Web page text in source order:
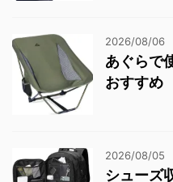
2026/08/06
あぐらで
おすすめ
2026/08/05
シューズ